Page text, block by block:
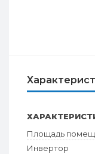
Площадь
Инвертор